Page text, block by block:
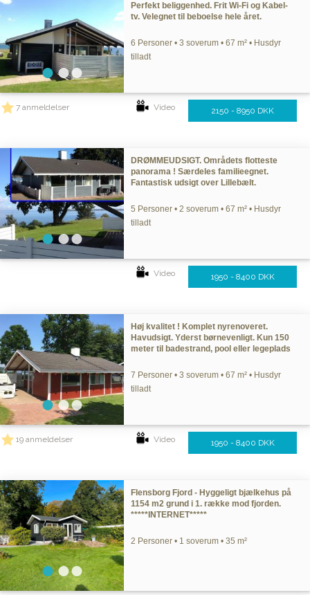
Perfekt beliggenhed. Frit Wi-Fi og Kabel-
tv. Velegnet til beboelse hele året.
6 Personer • 3 soverum • 67 m² • Husdyr
tilladt
7 anmeldelser Video 2150 - 8950 DKK
DRØMMEUDSIGT. Områdets flotteste
panorama ! Særdeles familieegnet.
Fantastisk udsigt over Lillebælt.
5 Personer • 2 soverum • 67 m² • Husdyr
tilladt
Video 1950 - 8400 DKK
Høj kvalitet ! Komplet nyrenoveret.
Havudsigt. Yderst børnevenligt. Kun 150
meter til badestrand, pool eller legeplads
7 Personer • 3 soverum • 67 m² • Husdyr
tilladt
19 anmeldelser Video 1950 - 8400 DKK
Flensborg Fjord - Hyggeligt bjælkehus på
1154 m2 grund i 1. række mod fjorden.
*****INTERNET*****
2 Personer • 1 soverum • 35 m²